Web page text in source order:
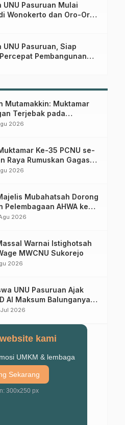
UNU Pasuruan Mulai
Wonokerto dan Oro-Oro
Berikut Programnya
UNU Pasuruan, Siap
Pembangunan
Mutamakkin: Muktamar
Terjebak pada
Kursi Ketua Umum
2026
Ke-35 PCNU se-
Raya Rumuskan Gagasan
Gerakan NU Menuju
2026
Mubahatsah Dorong
Pelembagaan AHWA ke
Mendatang
2026
Warnai Istighotsah
MWCNU Sukorejo
2026
Ajak
Al Maksum Balunganyar
Bersusun
2026
kami
UMKM & lembaga
Sekarang
300x250 px